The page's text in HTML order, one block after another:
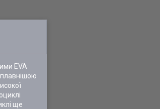
EVA
плавнішою
ще